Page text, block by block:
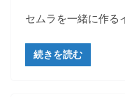
セムラを一緒に作る
続きを読む